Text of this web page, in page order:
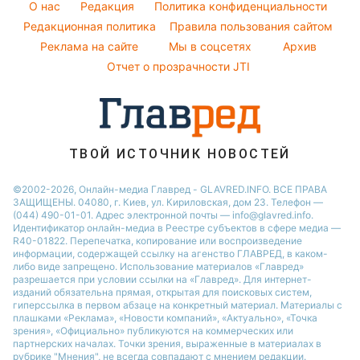
Новости Житомира
Новости Одессы
Новости Харькова
Алла Пугачева
Максим Галкин
Виталий Козловский
Напитки
Праздничное меню
Народные приметы
Все о шоу-бизнесе
O нас Редакция
Политика конфиденциальности
Редакционная политика
Правила пользования сайтом
Реклама на сайте
Мы в соцсетях
Архив
Отчет о прозрачности JTI
ТВОЙ ИСТОЧНИК НОВОСТЕЙ
©2002-2026, Онлайн-медиа Главред - GLAVRED.INFO. ВСЕ ПРАВА
ЗАЩИЩЕНЫ. 04080, г. Киев, ул. Кириловская, дом 23. Телефон —
(044) 490-01-01. Адрес электронной почты — info@glavred.info.
Идентификатор онлайн-медиа в Реестре cубъектов в сфере медиа —
R40-01822. Перепечатка, копирование или воспроизведение
информации, содержащей ссылку на агенство ГЛАВРЕД, в каком-
либо виде запрещено. Использование материалов «Главред»
разрешается при условии ссылки на «Главред». Для интернет-
изданий обязательна прямая, открытая для поисковых систем,
гиперссылка в первом абзаце на конкретный материал. Материалы с
плашками «Реклама», «Новости компаний», «Актуально», «Точка
зрения», «Официально» публикуются на коммерческих или
партнерских началах. Точки зрения, выраженные в материалах в
рубрике "Мнения", не всегда совпадают с мнением редакции.